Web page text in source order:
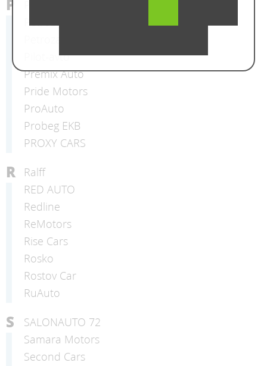
P
Petrozavod Auto
Pilot-avto
Premix Auto
Pride Motors
ProAuto
Probeg EKB
PROXY CARS
R
Ralff
RED AUTO
Redline
ReMotors
Rise Cars
Rosko
Rostov Car
RuAuto
S
SALONAUTO 72
Samara Motors
Second Cars